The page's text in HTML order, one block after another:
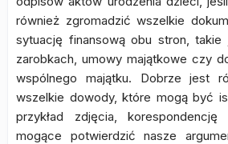
również zgromadzić wszelkie
sytuację finansową obu stron, takie
zarobkach, umowy majątkowe czy
wspólnego majątku. Dobrze jest
wszelkie dowody, które mogą być
przykład zdjęcia,
mogące potwierdzić nasze